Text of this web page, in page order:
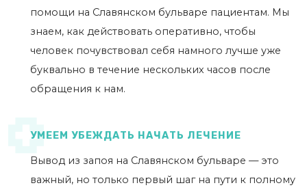
помощи на Славянском бульваре пациентам. Мы
знаем, как действовать оперативно, чтобы
человек почувствовал себя намного лучше уже
буквально в течение нескольких часов после
обращения к нам.
УМЕЕМ УБЕЖДАТЬ НАЧАТЬ ЛЕЧЕНИЕ
Вывод из запоя на Славянском бульваре — это
важный, но только первый шаг на пути к полному